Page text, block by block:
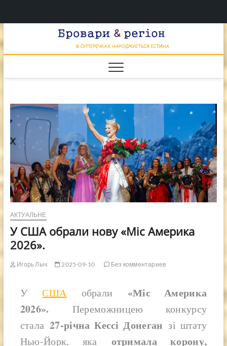
к
&
НАРОДЖУЄТЬСЯ
АКТУАЛЬНЕ
У США обрали нову «Міс Америка
2026».
Игорь Лыч 2025-09-10 Без комментариев
УСШАобрали «Міс Америка
2026». Переможницею конкурсу
стала27-річна Кессі Донеган зі штату
Нью-Йорк, яка отримала корону,